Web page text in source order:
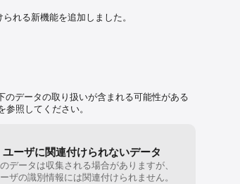
文のアイテムによって異なります。このサ
す。
privacy
ドライブで共有されます。
かったため、やっと元の生活に
保護できるようになればよいの
ので、もう二度とインストール
れる新機能を追加しました。
のデータの取り扱いが含まれる可能性がある
参照してください。
ユーザに関連付けられないデータ
データは収集される場合がありますが、
ザの識別情報には関連付けられません。